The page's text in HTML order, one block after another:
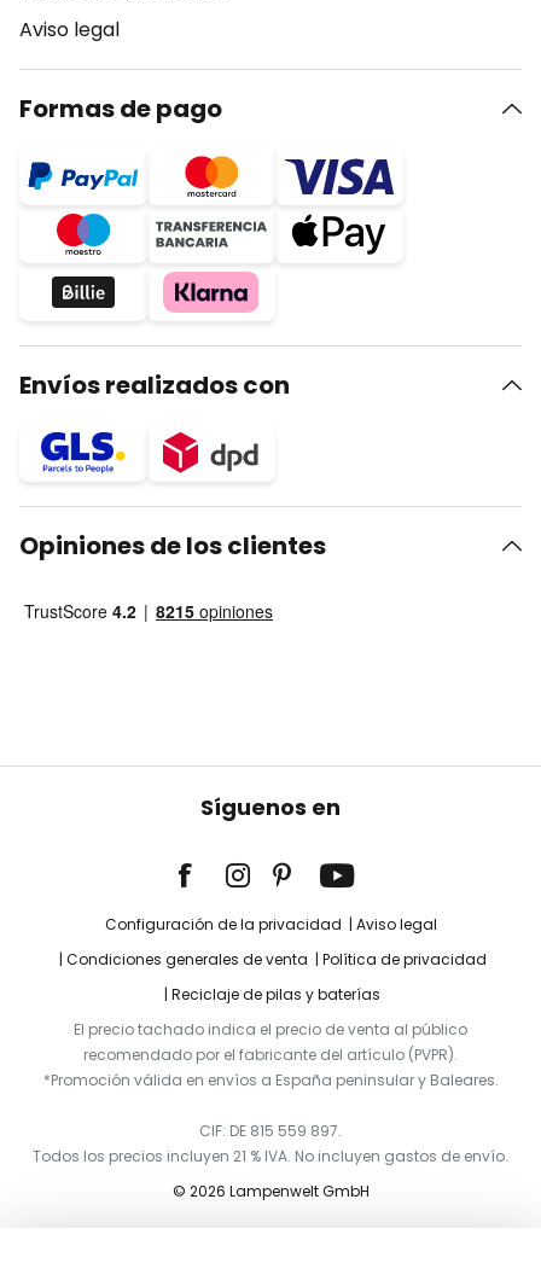
Aviso legal
Formas de pago
Envíos realizados con
Opiniones de los clientes
Síguenos en
Configuración de la privacidad
Aviso legal
Condiciones generales de venta
Política de privacidad
Reciclaje de pilas y baterías
El precio tachado indica el precio de venta al público
recomendado por el fabricante del artículo (PVPR).
*Promoción válida en envíos a España peninsular y Baleares.
CIF: DE 815 559 897.
Todos los precios incluyen 21 % IVA. No incluyen gastos de envío.
© 2026 Lampenwelt GmbH